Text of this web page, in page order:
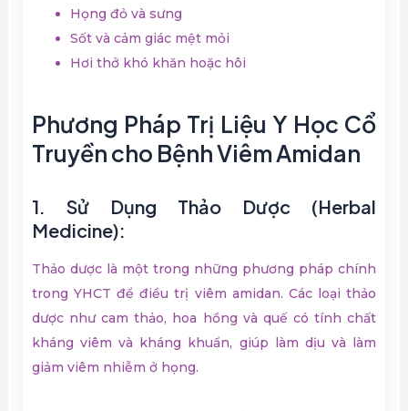
Họng đỏ và sưng
Sốt và cảm giác mệt mỏi
Hơi thở khó khăn hoặc hôi
Phương Pháp Trị Liệu Y Học Cổ
Truyền cho Bệnh Viêm Amidan
1. Sử Dụng Thảo Dược (Herbal
Medicine):
Thảo dược là một trong những phương pháp chính
trong YHCT để điều trị viêm amidan. Các loại thảo
dược như cam thảo, hoa hồng và quế có tính chất
kháng viêm và kháng khuẩn, giúp làm dịu và làm
giảm viêm nhiễm ở họng.